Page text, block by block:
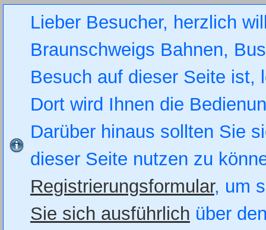
Lieber Besucher, herzlich
Braunschweigs Bahnen,
Besuch auf dieser Seite
Dort wird Ihnen die
Darüber hinaus sollten Sie
dieser Seite nutzen zu
Registrierungsformular, um
Sie sich ausführlich über